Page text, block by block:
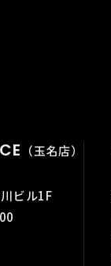
（玉名店）
ビル1F